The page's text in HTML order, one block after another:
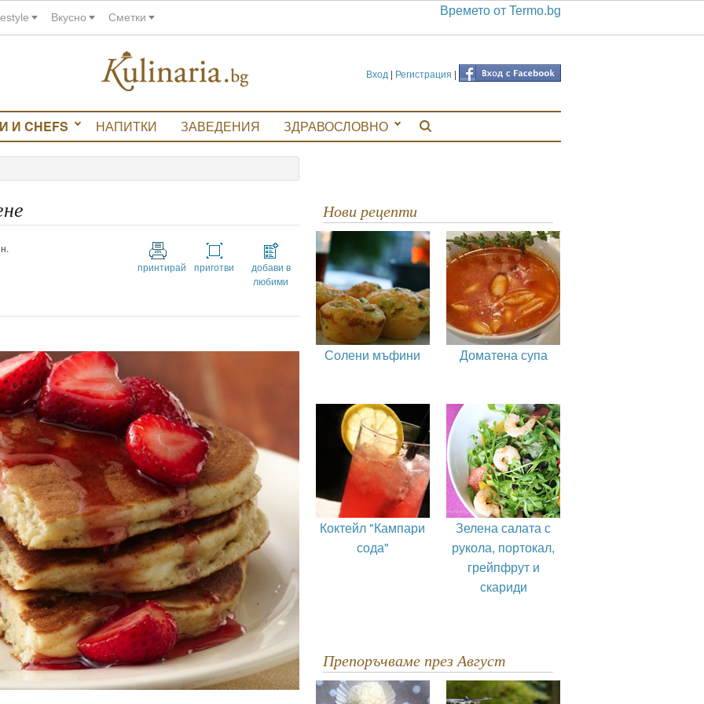
Вкусно Сметки Времето от Termo.bg
Вход | Регистрация |
И CHEFS НАПИТКИ ЗАВЕДЕНИЯ ЗДРАВОСЛОВНО
принтирай приготви
добави в
любими
Нови рецепти
Солени мъфини Доматена супа
Коктейл "Кампари
сода"
Зелена салата с
рукола, портокал,
грейпфрут и
скариди
Препоръчваме през Август